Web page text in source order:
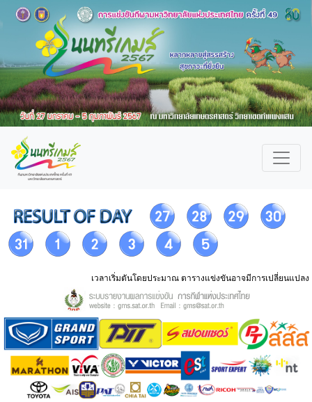
เวลาเริ่มตันโดยประมาณ ตารางแข่งขันอาจมีการเปลี่ยนแปลง